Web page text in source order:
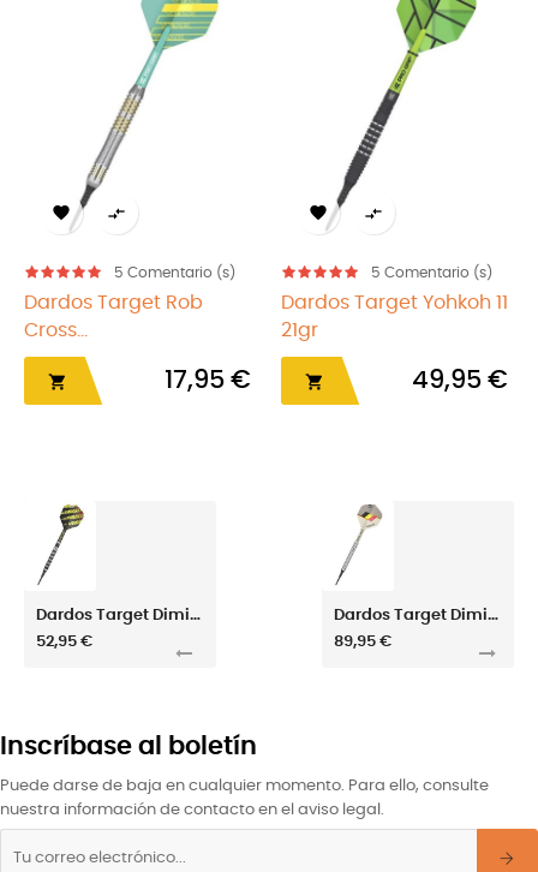
 
5 Comentario (s)
Dardos Target Rob
Cross...
 17,95 €
 
5 Comentario (s)
Dardos Target Yohkoh 11
21gr
 49,95 €
Dardos Target Dimitri Van Den Bergh 80% 18gr
52,95 €
Dardos Target Dimitri Van Den Bergh G2 21gr
89,95 €
Inscríbase al boletín
Puede darse de baja en cualquier momento. Para ello, consulte
nuestra información de contacto en el aviso legal.